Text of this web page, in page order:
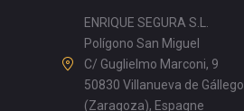
ENRIQUE SEGURA S.L.
Polígono San Miguel
C/ Guglielmo Marconi, 9
50830 Villanueva de Gállego
(Zaragoza), Espagne